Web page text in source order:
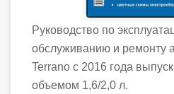
Руководство по
обслуживанию и ремонту
Terrano с 2016 года
объемом 1,6/2,0 л.